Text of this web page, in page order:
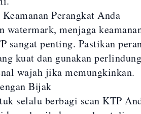
Perangkat Anda
watermark, menjaga
sangat penting. Pastikan
kuat dan gunakan
wajah jika memungkinkan.
Bijak
selalu berbagi scan KTP